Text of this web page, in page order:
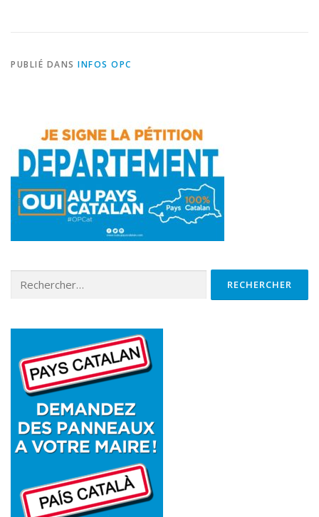
PUBLIÉ DANS INFOS OPC